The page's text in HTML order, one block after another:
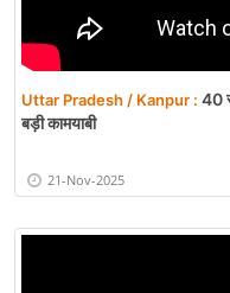
Uttar Pradesh / Kanpur : 40
बड़ी कामयाबी
21-Nov-2025